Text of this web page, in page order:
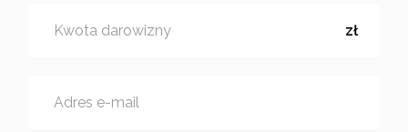
Kwota darowizny zł
Adres e-mail